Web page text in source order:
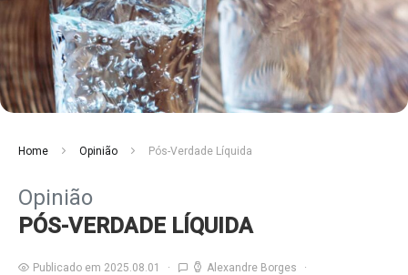
Home Opinião Pós-Verdade Líquida
Opinião
PÓS-VERDADE LÍQUIDA
Publicado em 2025.08.01 Alexandre Borges